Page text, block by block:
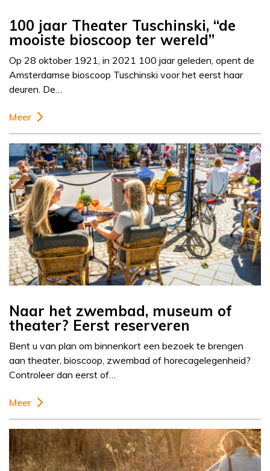
100 jaar Theater Tuschinski, “de
mooiste bioscoop ter wereld”
Op 28 oktober 1921, in 2021 100 jaar geleden, opent de
Amsterdamse bioscoop Tuschinski voor het eerst haar
deuren. De…
Meer
Naar het zwembad, museum of
theater? Eerst reserveren
Bent u van plan om binnenkort een bezoek te brengen
aan theater, bioscoop, zwembad of horecagelegenheid?
Controleer dan eerst of…
Meer